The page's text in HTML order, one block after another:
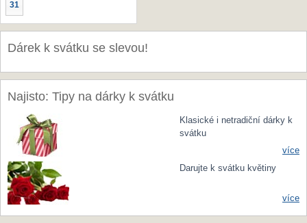
31
Dárek k svátku se slevou!
Najisto: Tipy na dárky k svátku
Klasické i netradiční dárky k
svátku
více
Darujte k svátku květiny
více